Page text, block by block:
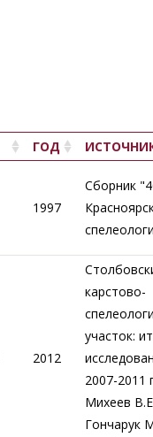
ГОД
1997
Сборник
2012
карстово-
участок:
2007-2011
Михеев
Гончарук